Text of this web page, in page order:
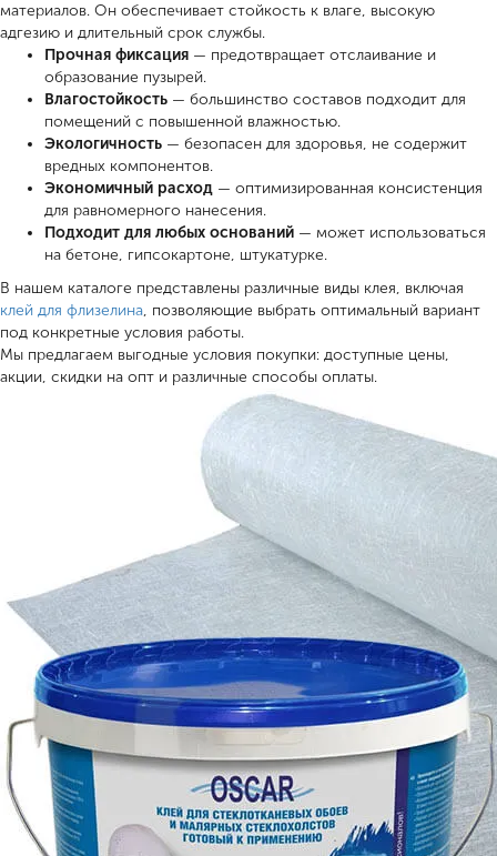
материалов. Он обеспечивает стойкость к влаге, высокую
адгезию и длительный срок службы.
Прочная фиксация — предотвращает отслаивание и
образование пузырей.
Влагостойкость — большинство составов подходит для
помещений с повышенной влажностью.
Экологичность — безопасен для здоровья, не содержит
вредных компонентов.
Экономичный расход — оптимизированная консистенция
для равномерного нанесения.
Подходит для любых оснований — может использоваться
на бетоне, гипсокартоне, штукатурке.
В нашем каталоге представлены различные виды клея, включая
клей для флизелина, позволяющие выбрать оптимальный вариант
под конкретные условия работы.
Мы предлагаем выгодные условия покупки: доступные цены,
акции, скидки на опт и различные способы оплаты.